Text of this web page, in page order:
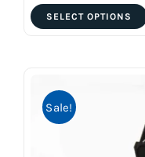
SELECT OPTIONS
Sale!